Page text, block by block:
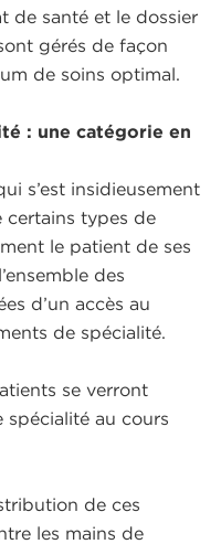
de santé et le dossier
gérés de façon
de soins optimal.
: une catégorie en
s’est insidieusement
certains types de
le patient de ses
des
d’un accès au
de spécialité.
se verront
spécialité au cours
de ces
les mains de